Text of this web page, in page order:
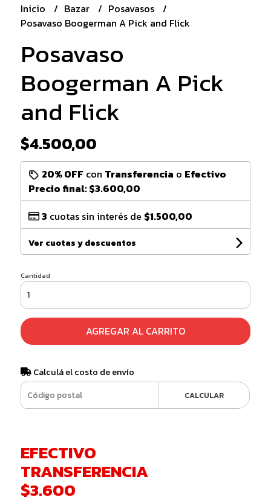
Inicio Bazar
Posavasos
Posavaso Boogerman A Pick and Flick
Posavaso
Boogerman A Pick
and Flick
$4.500,00
20% OFF con Transferencia o Efectivo
Precio final:$3.600,00
3 cuotas sin interés de $1.500,00
Ver cuotas y descuentos
Cantidad
AGREGAR AL CARRITO
Calculá el costo de envío
CALCULAR
EFECTIVO
TRANSFERENCIA
$3.600